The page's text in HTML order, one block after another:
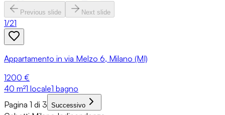
Previous slide Next slide
1/21
Appartamento in via Melzo 6, Milano (MI)
1200 €
40 m²1 locale1 bagno
Pagina 1 di 3 Successivo